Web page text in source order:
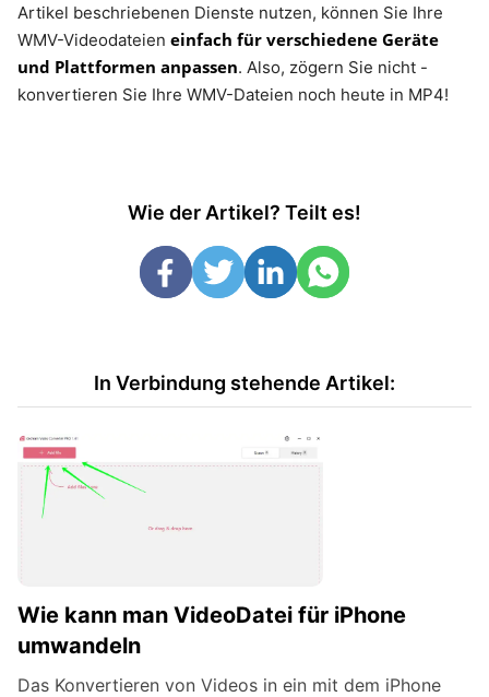
Artikel beschriebenen Dienste nutzen, können Sie Ihre
WMV-Videodateien einfach für verschiedene Geräte
und Plattformen anpassen. Also, zögern Sie nicht -
konvertieren Sie Ihre WMV-Dateien noch heute in MP4!
Wie der Artikel? Teilt es!
In Verbindung stehende Artikel:
Wie kann man VideoDatei für iPhone
umwandeln
Das Konvertieren von Videos in ein mit dem iPhone